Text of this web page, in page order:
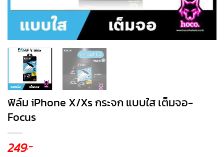
ฟิล์ม iPhone X/Xs กระจก แบบใส เต็มจอ-
Focus
249.-